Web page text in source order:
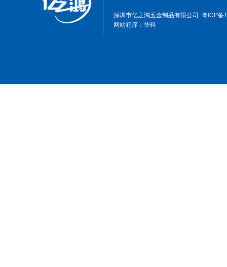
深圳市亿之鸿五金制品有限公司粤ICP备
网站程序：华科